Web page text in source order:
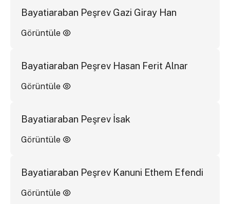
Bayatiaraban Peşrev Gazi Giray Han
Görüntüle
Bayatiaraban Peşrev Hasan Ferit Alnar
Görüntüle
Bayatiaraban Peşrev İsak
Görüntüle
Bayatiaraban Peşrev Kanuni Ethem Efendi
Görüntüle